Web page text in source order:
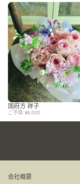
国府方 祥子
ご予算: ¥6,000
会社概要